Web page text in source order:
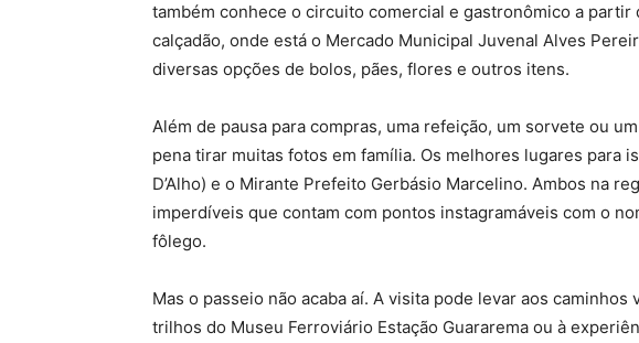
também conhece o circuito comercial e gastronômico a partir
calçadão, onde está o Mercado Municipal Juvenal Alves
diversas opções de bolos, pães, flores e outros itens.
Além de pausa para compras, uma refeição, um sorvete ou
pena tirar muitas fotos em família. Os melhores lugares para
D’Alho) e o Mirante Prefeito Gerbásio Marcelino. Ambos na
imperdíveis que contam com pontos instagramáveis com o
fôlego.
Mas o passeio não acaba aí. A visita pode levar aos caminhos
trilhos do Museu Ferroviário Estação Guararema ou à